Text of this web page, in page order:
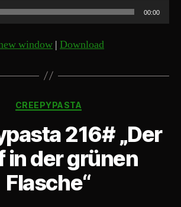
00:00
window | Download
Kategorien
CREEPYPASTA
216# „Der
in der grünen
Flasche“